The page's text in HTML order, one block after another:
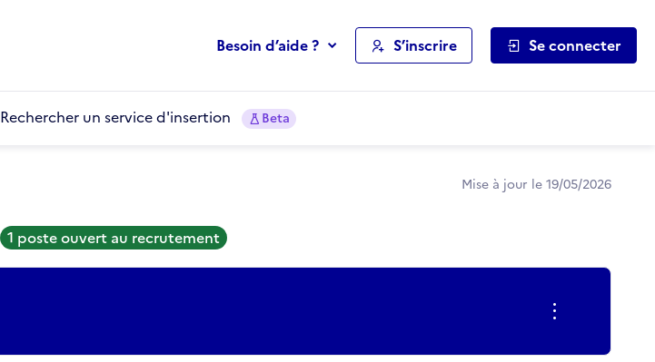
Besoin d’aide ? S’inscrire Se connecter
Rechercher un service d'insertion Beta
Mise à jour le 19/05/2026
1 poste ouvert au recrutement